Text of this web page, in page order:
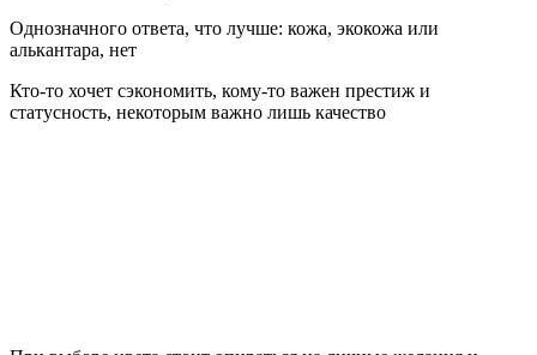
Однозначного ответа, что лучше: кожа, экокожа или
алькантара, нет
Кто-то хочет сэкономить, кому-то важен престиж и
статусность, некоторым важно лишь качество